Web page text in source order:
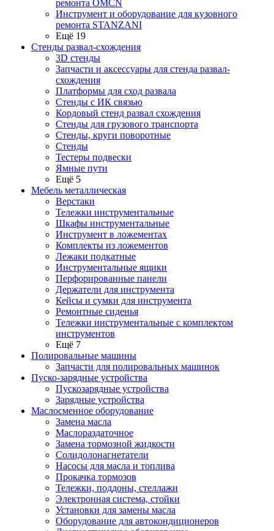
ремонта OMCN
Инструмент и оборудование для кузовного
ремонта STANZANI
Ещё 19
Стенды развал-схождения
3D стенды
Запчасти и аксессуары для стенда развал-
схождения
Платформы для сход развала
Стенды с ИК связью
Кордовый стенд развал схождения
Стенды для грузового транспорта
Стенды, круги поворотные
Стенды
Тестеры подвески
Ямные пути
Ещё 5
Мебель металлическая
Верстаки
Тележки инструментальные
Шкафы инструментальные
Инструмент в ложементах
Комплекты из ложементов
Лежаки подкатные
Инструментальные ящики
Перфорированные панели
Держатели для инструмента
Кейсы и сумки для инструмента
Ремонтные сиденья
Тележки инструментальные с комплектом
инструментов
Ещё 7
Полировальные машины
Запчасти для полировальных машинок
Пуско-зарядные устройства
Пускозарядные устройства
Зарядные устройства
Маслосменное оборудование
Замена масла
Маслораздаточное
Замена тормозной жидкости
Солидолонагнетатели
Насосы для масла и топлива
Прокачка тормозов
Тележки, поддоны, стеллажи
Электронная система, стойки
Установки для замены масла
Оборудование для автокондиционеров